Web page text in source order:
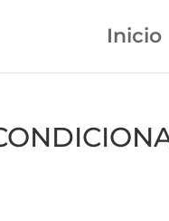
Inicio